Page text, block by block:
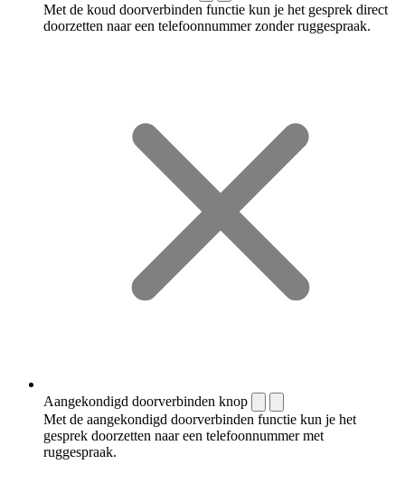
Met de koud doorverbinden functie kun je het gesprek direct
doorzetten naar een telefoonnummer zonder ruggespraak.
Aangekondigd doorverbinden knop
Met de aangekondigd doorverbinden functie kun je het
gesprek doorzetten naar een telefoonnummer met
ruggespraak.